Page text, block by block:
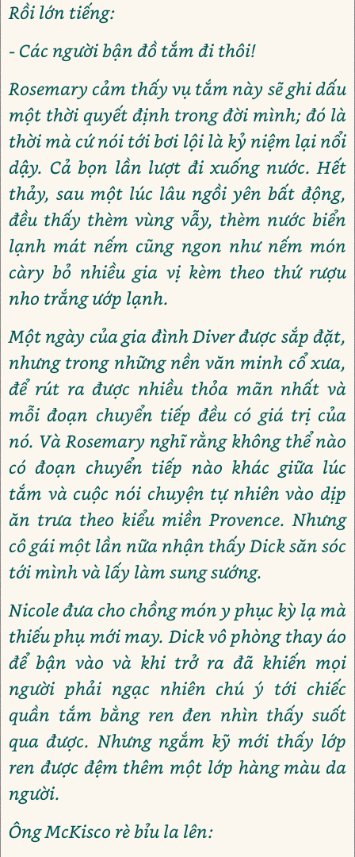
Rồi lớn tiếng:
- Các người bận đồ tắm đi thôi!
Rosemary cảm thấy vụ tắm này sẽ ghi dấu
một thời quyết định trong đời mình; đó là
thời mà cứ nói tới bơi lội là kỷ niệm lại nổi
dậy. Cả bọn lần lượt đi xuống nước. Hết
thảy, sau một lúc lâu ngồi yên bất động,
đều thấy thèm vùng vẫy, thèm nước biển
lạnh mát nếm cũng ngon như nếm món
càry bỏ nhiều gia vị kèm theo thứ rượu
nho trắng ướp lạnh.
Một ngày của gia đình Diver được sắp đặt,
nhưng trong những nền văn minh cổ xưa,
để rút ra được nhiều thỏa mãn nhất và
mỗi đoạn chuyển tiếp đều có giá trị của
nó. Và Rosemary nghĩ rằng không thể nào
có đoạn chuyển tiếp nào khác giữa lúc
tắm và cuộc nói chuyện tự nhiên vào dịp
ăn trưa theo kiểu miền Provence. Nhưng
cô gái một lần nữa nhận thấy Dick săn sóc
tới mình và lấy làm sung sướng.
Nicole đưa cho chồng món y phục kỳ lạ mà
thiếu phụ mới may. Dick vô phòng thay áo
để bận vào và khi trở ra đã khiến mọi
người phải ngạc nhiên chú ý tới chiếc
quần tắm bằng ren đen nhìn thấy suốt
qua được. Nhưng ngắm kỹ mới thấy lớp
ren được đệm thêm một lớp hàng màu da
người.
Ông McKisco rè bỉu la lên: